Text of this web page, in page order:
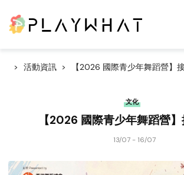
活動資訊 【2026 國際青少年舞蹈營】
文化
【2026 國際青少年舞蹈營
13/07 - 16/07